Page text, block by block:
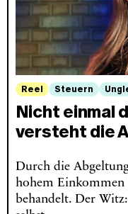
Reel Steuern
Nicht einmal
versteht die
Durch die
hohem Einkommen
behandelt. Der